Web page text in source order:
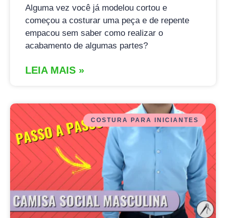
Alguma vez você já modelou cortou e
começou a costurar uma peça e de repente
empacou sem saber como realizar o
acabamento de algumas partes?
LEIA MAIS »
COSTURA PARA INICIANTES